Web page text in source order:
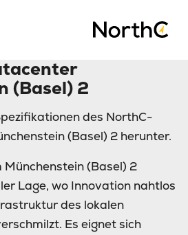
(Basel) 2
des NorthC-
(Basel) 2 herunter.
Münchenstein (Basel) 2
Lage, wo Innovation nahtlos
des lokalen
Es eignet sich